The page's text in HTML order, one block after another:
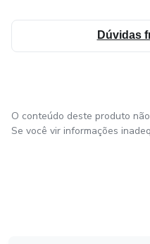
Dúvidas
O conteúdo deste produto
Se você vir informações